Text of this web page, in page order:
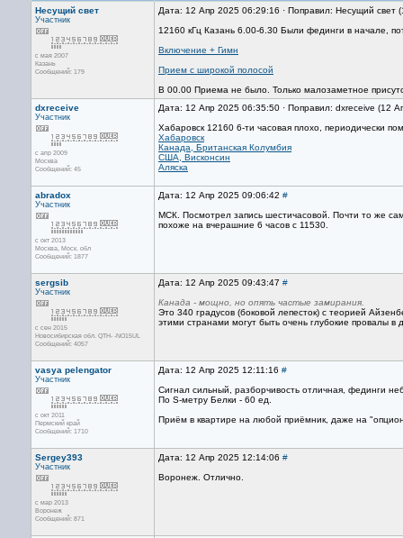
Несущий свет
Участник
с мая 2007
Казань
Сообщений: 179
Дата: 12 Апр 2025 06:29:16 · Поправил: Несущий свет
12160 кГц Казань 6.00-6.30 Были фединги в начале,
Включение + Гимн
Прием с широкой полосой
В 00.00 Приема не было. Только малозаметное
dxreceive
Участник
с апр 2009
Москва
Сообщений: 45
Дата: 12 Апр 2025 06:35:50 · Поправил: dxreceive (12
Хабаровск 12160 6-ти часовая плохо, периодически
Хабаровск
Канада, Британская Колумбия
США, Висконсин
Аляска
abradox
Участник
с окт 2013
Москва, Mоск. обл
Сообщений: 1877
Дата: 12 Апр 2025 09:06:42 #
МСК. Посмотрел запись шестичасовой. Почти то же
похоже на вчерашние 6 часов с 11530.
sergsib
Участник
с сен 2015
Новосибирская обл. QTH- -NO15UL
Сообщений: 4057
Дата: 12 Апр 2025 09:43:47 #
Канада - мощно, но опять частые замирания.
Это 340 градусов (боковой лепесток) с теорией
этими странами могут быть очень глубокие провалы в
vasya pelengator
Участник
с окт 2011
Пермский край
Сообщений: 1710
Дата: 12 Апр 2025 12:11:16 #
Сигнал сильный, разборчивость отличная, фединги
По S-метру Белки - 60 ед.
Приём в квартире на любой приёмник, даже на
Sergey393
Участник
с мар 2013
Воронеж
Сообщений: 871
Дата: 12 Апр 2025 12:14:06 #
Воронеж. Отлично.